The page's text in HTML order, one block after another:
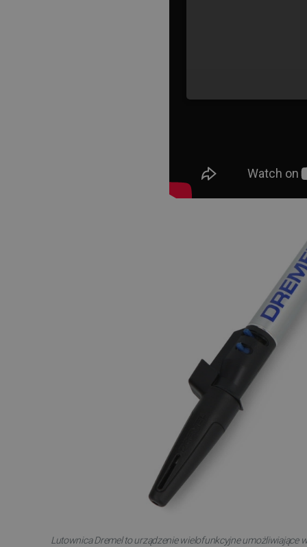
Lutownica Dremel to urządzenie wielofunkcyjne umożliwiające
PrestaShop-
__cf_bm
Polityce